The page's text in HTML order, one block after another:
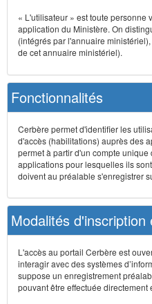
« L'utilisateur » est toute personne
application du Ministère. On
(intégrés par l'annuaire
de cet annuaire ministériel).
Fonctionnalités
Cerbère permet d'identifier les
d'accès (habilitations) auprès des
permet à partir d'un compte
applications pour lesquelles ils
doivent au préalable s'enregistrer
Modalités d'inscription
L'accès au portail Cerbère est
interagir avec des systèmes
suppose un enregistrement
pouvant être effectuée